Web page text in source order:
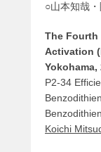
○山本知哉
The Fourth
Activation
Yokohama,
P2-34
Koichi